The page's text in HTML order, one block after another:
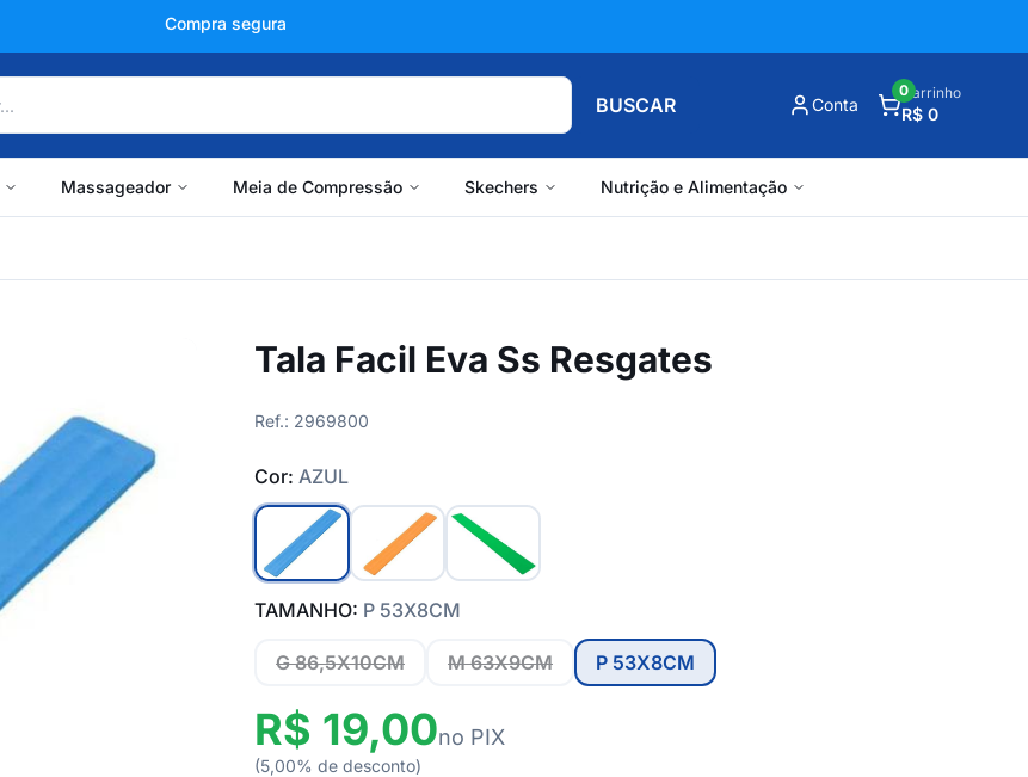
+150 mil avaliações
BUSCAR Conta
Carrinho
R$ 0
0
Massageador Meia de Compressão Skechers Nutrição e Alimentação
Tala Facil Eva Ss Resgates
Ref.: 2969800
Cor: AZUL
TAMANHO: P 53X8CM
G 86,5X10CM M 63X9CM P 53X8CM
R$ 19,00no PIX
(5,00% de desconto)